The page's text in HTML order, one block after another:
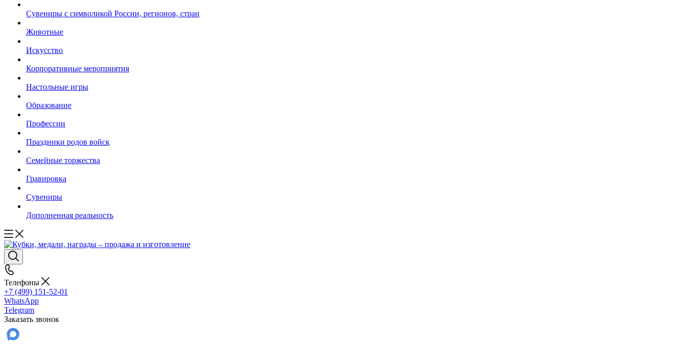
Сувениры с символикой России, регионов, стран
Животные
Искусство
Корпоративные мероприятия
Настольные игры
Образование
Профессии
Праздники родов войск
Семейные торжества
Гравировка
Сувениры
Дополненная реальность
Телефоны
+7 (499) 151-52-01
WhatsApp
Telegram
Заказать звонок